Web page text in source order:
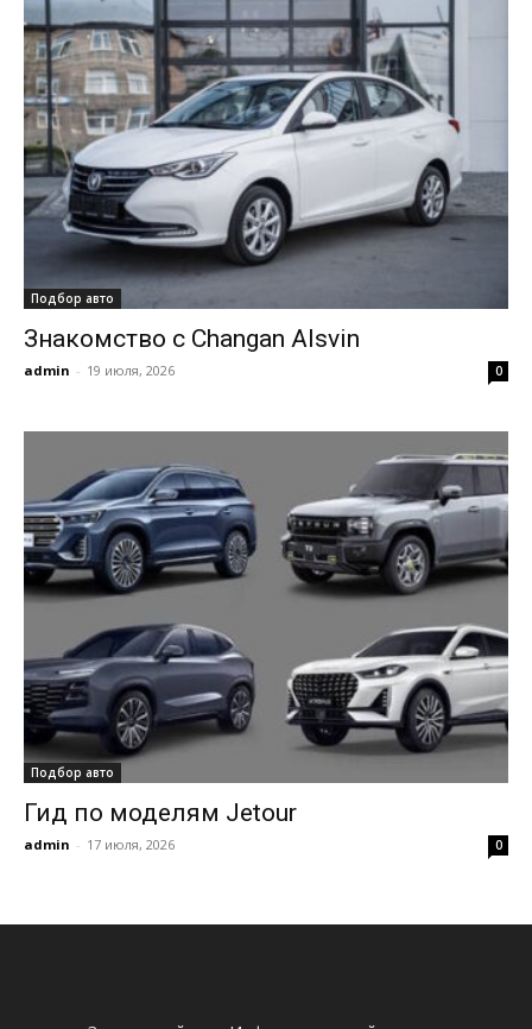
Подбор авто
Знакомство с Changan Alsvin
admin - 19 июля, 2026 0
Подбор авто
Гид по моделям Jetour
admin - 17 июля, 2026 0